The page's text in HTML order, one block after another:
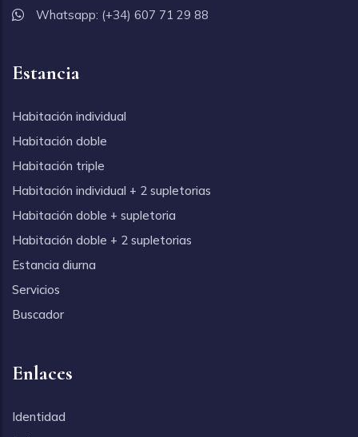
Whatsapp: (+34) 607 71 29 88
Estancia
Habitación individual
Habitación doble
Habitación triple
Habitación individual + 2 supletorias
Habitación doble + supletoria
Habitación doble + 2 supletorias
Estancia diurna
Servicios
Buscador
Enlaces
Identidad